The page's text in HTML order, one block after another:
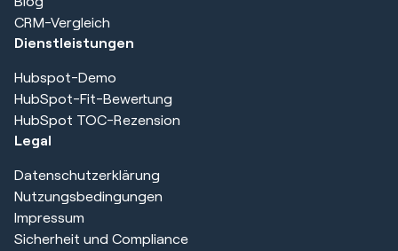
CRM-Vergleich
Dienstleistungen
Hubspot-Demo
HubSpot-Fit-Bewertung
HubSpot TOC-Rezension
Legal
Datenschutzerklärung
Nutzungsbedingungen
Impressum
Sicherheit und Compliance